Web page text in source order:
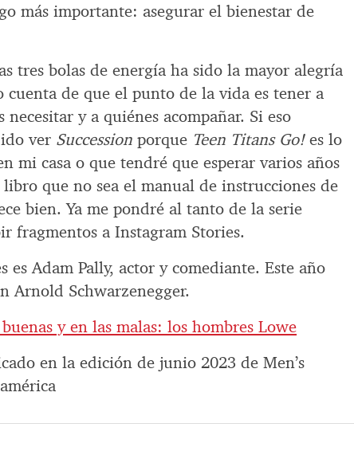
más importante: asegurar el bienestar de
tres bolas de energía ha sido la mayor alegría
de que el punto de la vida es tener a
necesitar y a quiénes acompañar. Si eso
ver Succession porque Teen Titans Go!es lo
mi casa o que tendré que esperar varios años
que no sea el manual de instrucciones de
bien. Ya me pondré al tanto de la serie
fragmentos a Instagram Stories.
es Adam Pally, actor y comediante. Este año
Arnold Schwarzenegger.
y en las malas: los hombres Lowe
en la edición de junio 2023 de Men’s